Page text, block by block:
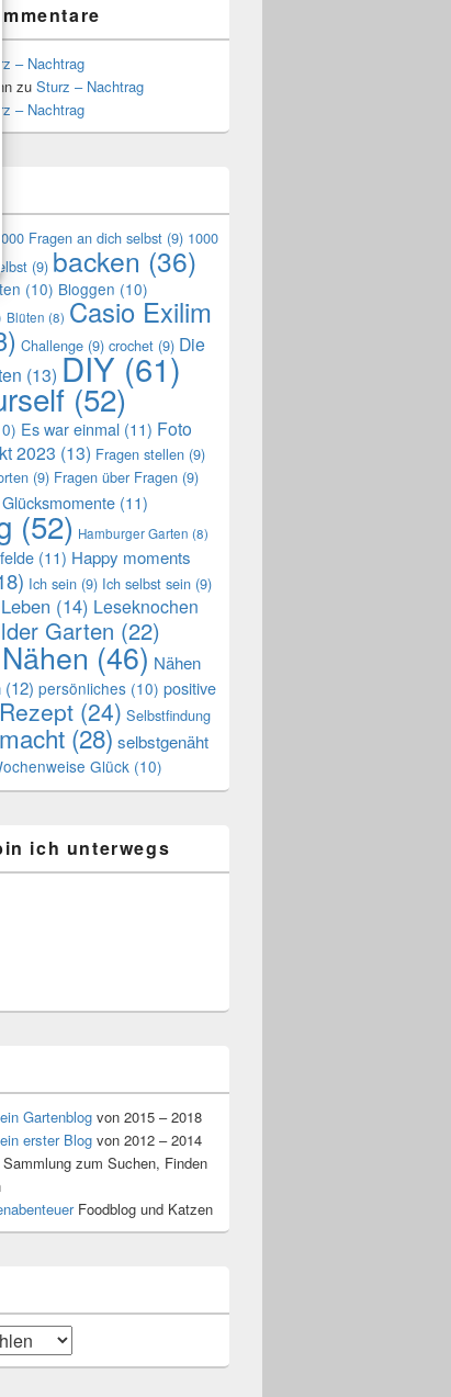
– Nachtrag
zu Sturz – Nachtrag
– Nachtrag
1000 Fragen an dich selbst (9) 1000
(9) backen (36)
(10) Bloggen (10)
Blüten (8) Casio Exilim
Challenge (9) crochet (9) Die
(13) DIY(61)
(52)
Es war einmal (11) Foto
2023 (13) Fragen stellen (9)
(9) Fragen über Fragen (9)
Glücksmomente (11)
(52) Hamburger Garten (8)
(11) Happy moments
Ich sein (9) Ich selbst sein (9)
Leben (14) Leseknochen
Garten (22)
Nähen (46) Nähen
(12) persönliches (10) positive
Rezept (24) Selbstfindung
(28) selbstgenäht
Glück (10)
ich unterwegs
Gartenblogvon 2015 – 2018
erster Blogvon 2012 – 2014
Sammlung zum Suchen, Finden
Foodblog und Katzen